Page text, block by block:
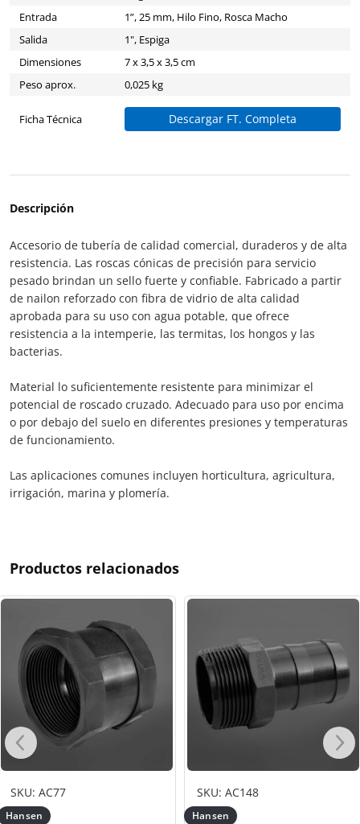
Entrada
1”, 25 mm, Hilo Fino, Rosca Macho
Salida
1", Espiga
Dimensiones
7 x 3,5 x 3,5 cm
Peso aprox.
0,025 kg
Ficha Técnica Descargar FT. Completa
Descripción
Accesorio de tubería de calidad comercial, duraderos y de alta
resistencia. Las roscas cónicas de precisión para servicio
pesado brindan un sello fuerte y confiable. Fabricado a partir
de nailon reforzado con fibra de vidrio de alta calidad
aprobada para su uso con agua potable, que ofrece
resistencia a la intemperie, las termitas, los hongos y las
bacterias.
Material lo suficientemente resistente para minimizar el
potencial de roscado cruzado. Adecuado para uso por encima
o por debajo del suelo en diferentes presiones y temperaturas
de funcionamiento.
Las aplicaciones comunes incluyen horticultura, agricultura,
irrigación, marina y plomería.
Productos relacionados
SKU: AC77
Hansen
SKU: AC148
Hansen